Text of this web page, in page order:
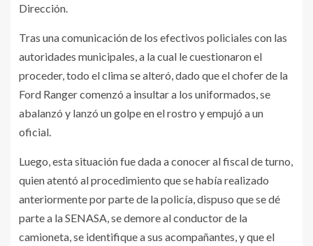
Dirección.
Tras una comunicación de los efectivos policiales con las
autoridades municipales, a la cual le cuestionaron el
proceder, todo el clima se alteró, dado que el chofer de la
Ford Ranger comenzó a insultar a los uniformados, se
abalanzó y lanzó un golpe en el rostro y empujó a un
oficial.
Luego, esta situación fue dada a conocer al fiscal de turno,
quien atentó al procedimiento que se había realizado
anteriormente por parte de la policía, dispuso que se dé
parte a la SENASA, se demore al conductor de la
camioneta, se identifique a sus acompañantes, y que el